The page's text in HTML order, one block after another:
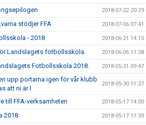
2018-07-22 20:29
stödjer FFA 2018-07-06 07:41
- 2018 2018-06-21 14:15
Landslagets fotbollsskola. 2018-06-06 11:38
Fotbollsskola 2018. 2018-05-31 09:47
upp portarna igen för vår klubb
att ni är l
2018-05-30 11:27
till FFA-verksamheten 2018-05-17 14:00
2018 2018-05-17 11:39